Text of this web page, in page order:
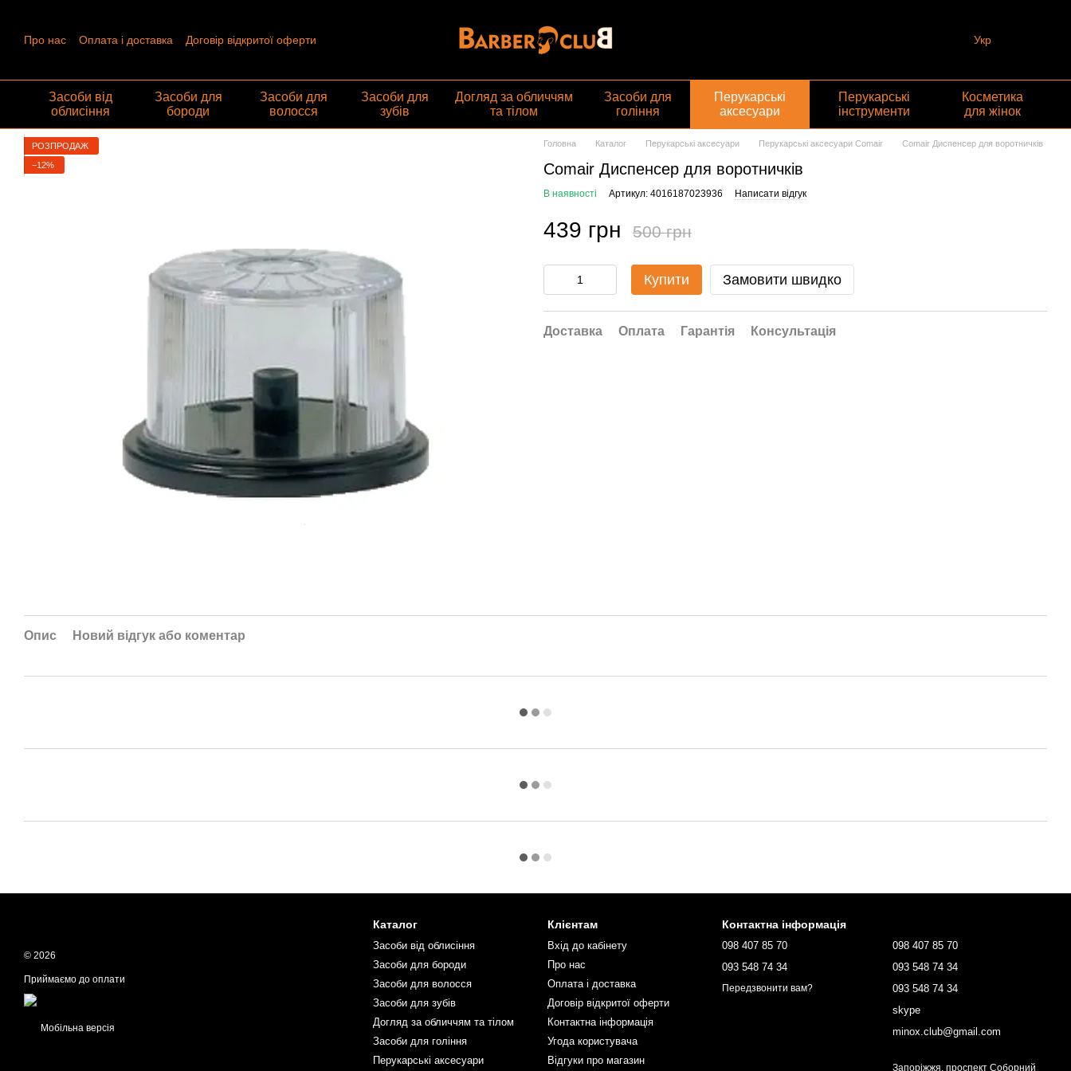
Про нас Оплата і доставка
Договір відкритої оферти
Укр
Засоби від
облисіння
Засоби для
бороди
Засоби для
волосся
Засоби для
зубів
Догляд за обличчям
та тілом
Засоби для
гоління
Перукарські
аксесуари
Перукарські
інструменти
Косметика
для жінок
РОЗПРОДАЖ
−12%
Головна Каталог Перукарські аксесуари Перукарські аксесуари Comair Comair Диспенсер для воротничків
Comair Диспенсер для воротничків
В наявності Артикул: 4016187023936 Написати відгук
439 грн 500 грн
Купити Замовити швидко
Доставка Оплата Гарантія Консультація
Опис Новий відгук або коментар
© 2026
Приймаємо до оплати
Мобільна версія
Каталог
Засоби від облисіння
Засоби для бороди
Засоби для волосся
Засоби для зубів
Догляд за обличчям та тілом
Засоби для гоління
Перукарські аксесуари
Клієнтам
Вхід до кабінету
Про нас
Оплата і доставка
Договір відкритої оферти
Контактна інформація
Угода користувача
Відгуки про магазин
Контактна інформація
098 407 85 70
093 548 74 34
Передзвонити вам?
098 407 85 70
093 548 74 34
093 548 74 34
skype
minox.club@gmail.com
Запоріжжя, проспект Соборний